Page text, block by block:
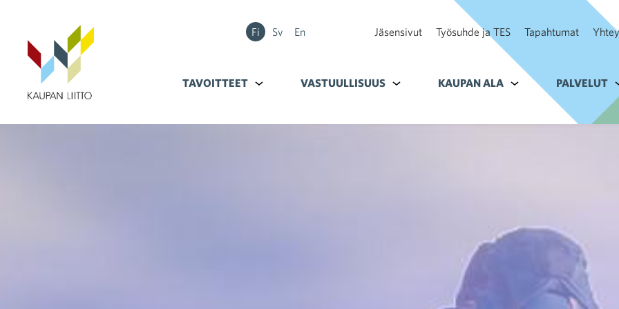
Fi Sv En Jäsensivut Työsuhde ja TES Tapahtumat
TAVOITTEET Alavalikko kohteelle Tavoitteet
VASTUULLISUUS Alavalikko kohteelle Vastuullisuus
KAUPAN ALA Alavalikko kohteelle
PALVELUT